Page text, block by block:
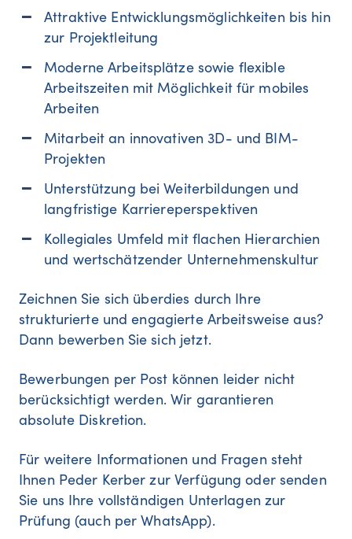
Attraktive Entwicklungsmöglichkeiten bis hin
zur Projektleitung
Moderne Arbeitsplätze sowie flexible
Arbeitszeiten mit Möglichkeit für mobiles
Arbeiten
Mitarbeit an innovativen 3D- und BIM-
Projekten
Unterstützung bei Weiterbildungen und
langfristige Karriereperspektiven
Kollegiales Umfeld mit flachen Hierarchien
und wertschätzender Unternehmenskultur
Zeichnen Sie sich überdies durch Ihre
strukturierte und engagierte Arbeitsweise aus?
Dann bewerben Sie sich jetzt.
Bewerbungen per Post können leider nicht
berücksichtigt werden. Wir garantieren
absolute Diskretion.
Für weitere Informationen und Fragen steht
Ihnen Peder Kerber zur Verfügung oder senden
Sie uns Ihre vollständigen Unterlagen zur
Prüfung (auch per WhatsApp).